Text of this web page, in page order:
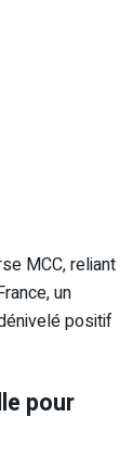
MCC, reliant
un
positif
pour